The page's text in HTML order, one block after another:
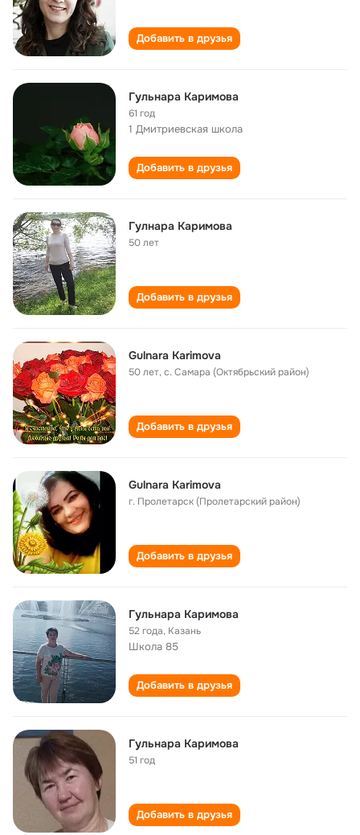
Добавить в друзья
Гульнара Каримова
61 год
1 Дмитриевская школа
Добавить в друзья
Гулнара Каримова
50 лет
Добавить в друзья
Gulnara Karimova
50 лет,с. Самара (Октябрьский район)
Добавить в друзья
Gulnara Karimova
г. Пролетарск (Пролетарский район)
Добавить в друзья
Гульнара Каримова
52 года, Казань
Школа 85
Добавить в друзья
Гульнара Каримова
51 год
Добавить в друзья